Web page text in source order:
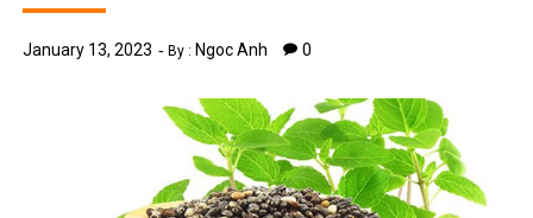
January 13, 2023 By : Ngoc Anh 0